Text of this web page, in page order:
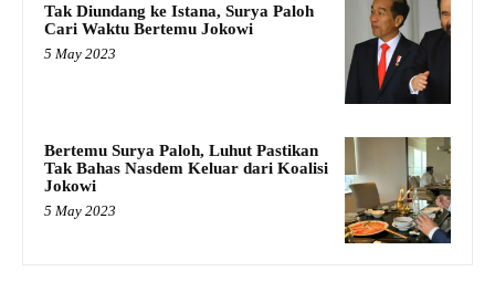
Tak Diundang ke Istana, Surya Paloh
Cari Waktu Bertemu Jokowi
5 May 2023
Bertemu Surya Paloh, Luhut Pastikan
Tak Bahas Nasdem Keluar dari Koalisi
Jokowi
5 May 2023